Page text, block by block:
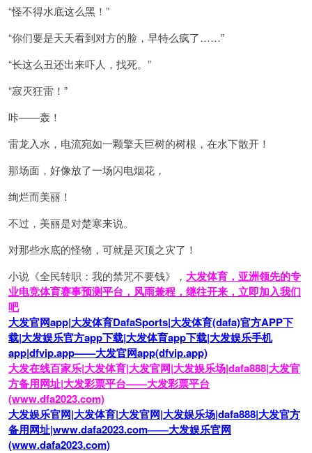
“怪不得水底这么黑！”
“你们要是天天看到对方的脸，早特么疯了……”
“长这么丑还出来吓人，找死。”
“寂灭狂雷！”
咔——轰！
雷龙入水，电流宛如一颗擎天巨树的树根，在水下散开！
那场面，好像放了一场闪电烟花，
绚烂而美丽！
不过，美丽是对楚寒来说。
对那些水底的怪物，可就是灭顶之灾了！
小说《全民转职：我的禁咒不要钱》， 大发体育，亚洲领先的专
业电竞体育赛事预测平台，风雨兼程，继往开来，立即加入我们
吧
大发官网app|大发体育DafaSports|大发体育(dafa)官方APP下
载|大发娱乐官方app下载|大发体育app下载|大发娱乐手机
app|dfvip.app——大发官网app(dfvip.app)
大发在线百家乐|大发体育|大发官网|大发娱乐场|dafa888|大发官
方备用网址|大发彩票平台——大发彩票平台
(www.dfa2023.com)
大发娱乐官网|大发体育|大发官网|大发娱乐场|dafa888|大发官方
备用网址|www.dafa2023.com——大发娱乐官网
(www.dafa2023.com)